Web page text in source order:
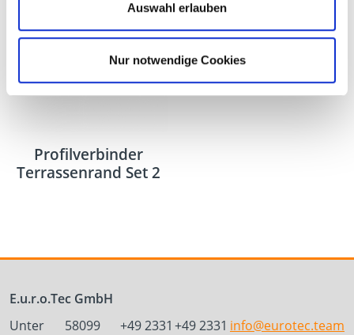
Auswahl erlauben
Nur notwendige Cookies
Profilverbinder
Terrassenrand Set 2
E.u.r.o.Tec GmbH
Unter
58099
+49 2331 +49 2331 info@eurotec.team